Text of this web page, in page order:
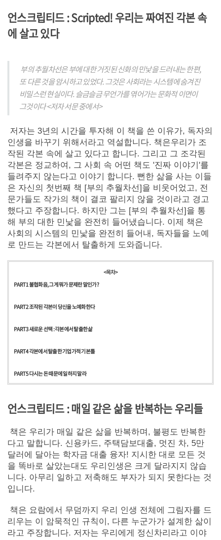
언스크립티드 : Scripted! 우리는 짜여진 각본 속
에 살고 있다
부의 추월차선은 부에 대한 거짓된 신화의 민낯을 드러내는 한편,
또 다른 것을 암시하고 있었다. 그것은 사회라는 시스템에 숨겨진
비밀스런 현실이다. 슬금슬금 무언가를 엮어가는 문화적 이면이
그것이다 <저자 서문 중에서>
저자는 3년의 시간을 투자해 이 책을 쓴 이유가, 독자의
인생을 바꾸기 위해서라고 역설합니다. 책은우리가 조
작된 각본 속에 살고 있다고 합니다. 그리고 그 조각된
각본은 정교하여, 그 사회 속 어떤 책도 '진짜 이야기'를
들려주지 않는다고 이야기 합니다. 뻔한 삶을 사는 이들
은 자신의 첫번째 책 [부의 추월차선]을 비웃어었고, 전
문가들도 작가의 책이 결코 팔리지 않을 것이라고 경고
했다고 주장합니다. 하지만 그는 [부의 추월차선]을 통
해 부의 대한 민낯을 완전히 들어냈습니다. 이제 책은
사회의 시스템의 민낯을 완전히 들어내, 독자들을 노예
로 만드는 각본에서 탈출하게 도와줍니다.
<목차>
PART 1 불협화음, 그게 뭐가 문제란 말인가?
PART 2 조작된 각본이 당신을 노예화한다
PART 3 새로운 선택 : 각본에서 탈출한 삶
PART 4 각본에서 탈출한 기업가적 기본틀
PART 5 다시는 돈 때문에 일하지 말라
언스크립티드 : 매일 같은 삶을 반복하는 우리들
책은 우리가 매일 같은 삶을 반복하며, 불평도 반복한
다고 말합니다. 신용카드, 주택담보대출, 멋진 차, 5만
달러에 달아는 학자금 대출 융자! 지시한 대로 모든 것
을 똑바로 살았는대도 우리인생은 크게 달라지지 않습
니다. 아무리 일하고 저축해도 부자가 되지 못한다는 것
입니다.
책은 요람에서 무덤까지 우리 인생 전체에 그림자를 드
리우는 이 암묵적인 규칙이, 다른 누군가가 설계한 삶이
라고 주장합니다. 저자는 우리에게 정신차리라고 이야